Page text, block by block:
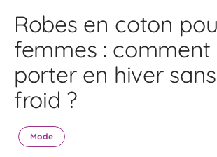
Robes en coton
femmes : comment
porter en hiver
froid ?
Mode